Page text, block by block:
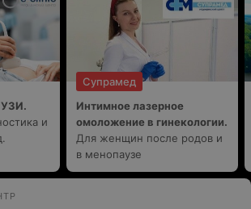
УЗИ.
и
Супрамед
Интимное лазерное
омоложение в гинекологии.
Для женщин после родов и
в менопаузе